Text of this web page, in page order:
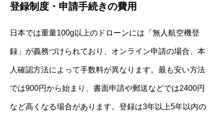
登録制度・申請手続きの費用
日本では重量100g以上のドローンには「無人航空機登
録」が義務づけられており、オンライン申請の場合、本
人確認方法によって手数料が異なります。最も安い方法
では900円から始まり、書面申請や郵送などでは2400円
など高くなる場合があります。登録は3年以上5年以内の